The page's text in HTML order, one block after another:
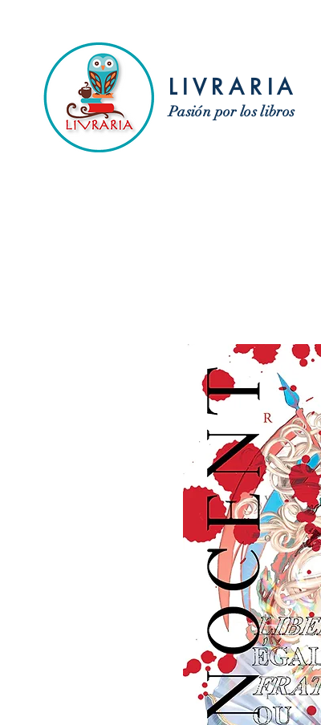
LIVRARIA
Pasión por los libros